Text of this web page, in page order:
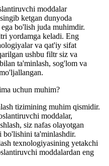
moddalar
ketgan dunyoda
bo'lish juda muhimdir.
yordamga keladi. Eng
va qat'iy sifat
ushbu filtr siz va
ta'minlash, sog'lom va
uchun muhim?
tizimining muhim qismidir.
moddalar,
siz nafas olayotgan
bo'lishini ta'minlashdir.
texnologiyasining yetakchi
moddalardan eng